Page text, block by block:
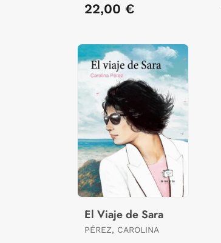
22,00 €
El Viaje de Sara
PÉREZ, CAROLINA